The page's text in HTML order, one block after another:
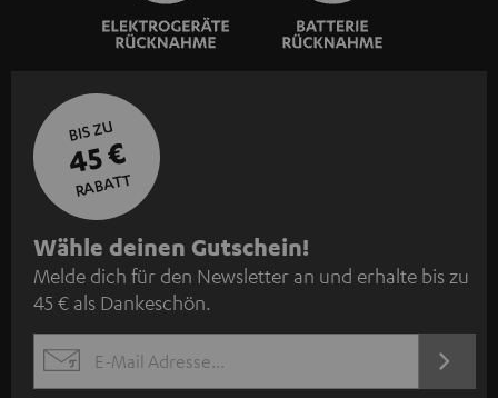
BIS ZU
45 €
RABATT
N
e
w
s
l
Wähle deinen Gutschein!
Melde dich für den Newsletter an und erhalte bis zu
45 € als Dankeschön.
EMAIL
JETZT